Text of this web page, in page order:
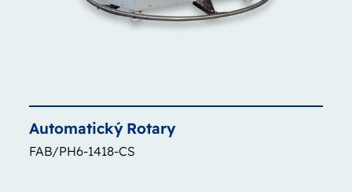
Automatický Rotary
FAB/PH6-1418-CS